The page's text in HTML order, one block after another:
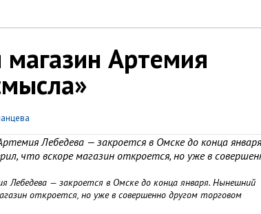
Артемия
Лебедева — закроется в Омске до конца
что вскоре магазин откроется, но уже в
Лебедева — закроется в Омске до конца января. Нынешний
откроется, но уже в совершенно другом торговом